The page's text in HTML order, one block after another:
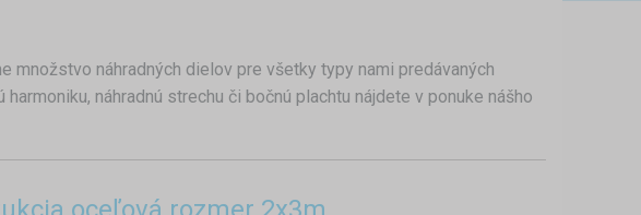
množstvo náhradných dielov pre všetky typy nami predávaných
náhradnú strechu či bočnú plachtu nájdete v ponuke nášho